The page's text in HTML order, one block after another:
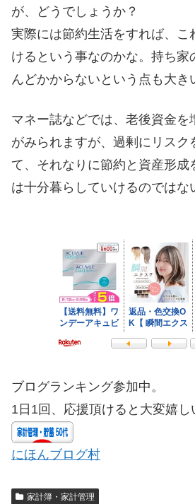
が、どうでしょうか？
実際には節約生活をすれば、こ
けるという事なのかな。持ち家
んどかからないという点も大き
マネー誌などでは、老後資金を
がみられますが、過剰にリスク
て、それなりに節約と資産形成
は十分暮らしていけるのではな
ブログランキング参加中。
1日1回、応援頂けると大変嬉し
にほんブログ村
家計簿・家計管理